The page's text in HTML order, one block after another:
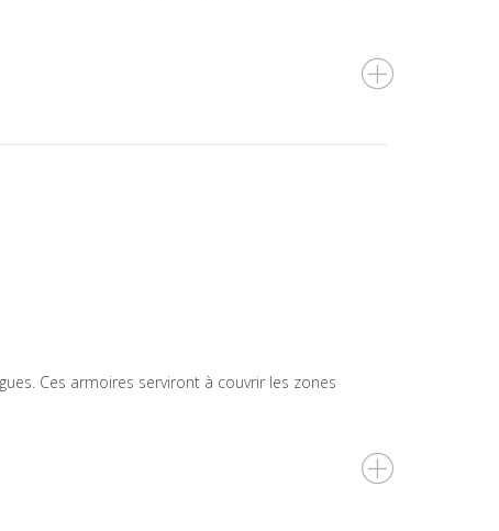
Ces armoires serviront à couvrir les zones